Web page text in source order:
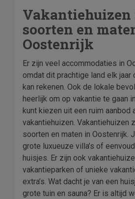
soorten en
Oostenrijk
Er zijn veel accommodaties in
omdat dit prachtige land elk jaar
kan rekenen. Ook de lokale
heerlijk om op vakantie te gaan
kunt kiezen uit een ruim aanbod
vakantiehuizen. Vakantiehuizen
soorten en maten in Oostenrijk.
grote luxueuze villa’s of
huisjes. Er zijn ook
vakantieparken of unieke
extra’s. Wat dacht je van een
grote tuin en sauna? Er is altijd